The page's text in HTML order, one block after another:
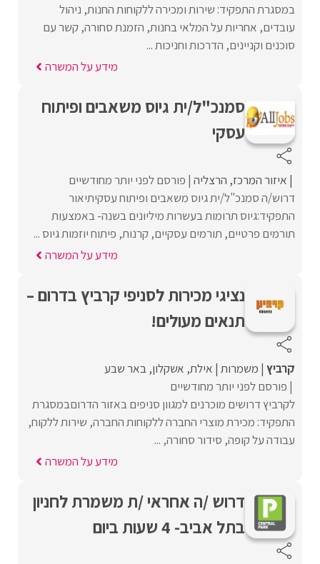
במסגרת התפקיד: שירות ומכירה ללקוחות החנות, ניהול
עובדים, אחריות על המלאי בחנות, הזמנת סחורה, קשר עם
סוכנים וקניינים, הדרכות וחניכות ...
מידע על המשרה
סמנכ"ל/ית גיוס משאבים ופיתוח
עסקי
איזור המרכז הרצליה פורסם לפני יותר מחודשיים
דרוש/ה סמנכ"ל/ית גיוס משאבים ופיתוח עסקיתיאור
התפקיד:גיוס תרומות בעשרות מיליונים בשנה- באמצעות
תורמים פרטיים, תורמים עסקיים, קרנות, פיתוח יוזמות גיוס ...
מידע על המשרה
נציגי מכירות לסניפי קרביץ בדרום –
תנאים מעולים!
קרביץ משמרות אילת אשקלון באר שבע
פורסם לפני יותר מחודשיים
לקרביץ דרושים מוכרנים למגוון סניפים באזור הדרוםבמסגרת
התפקיד: מכירת מוצרי החברה ללקוחות החברה, שירות ללקוח,
עבודה על קופה, סידור סחורה, ...
מידע על המשרה
דרוש /ה אחראי /ת משמרת לחניון
בתל אביב- 4 שעות ביום